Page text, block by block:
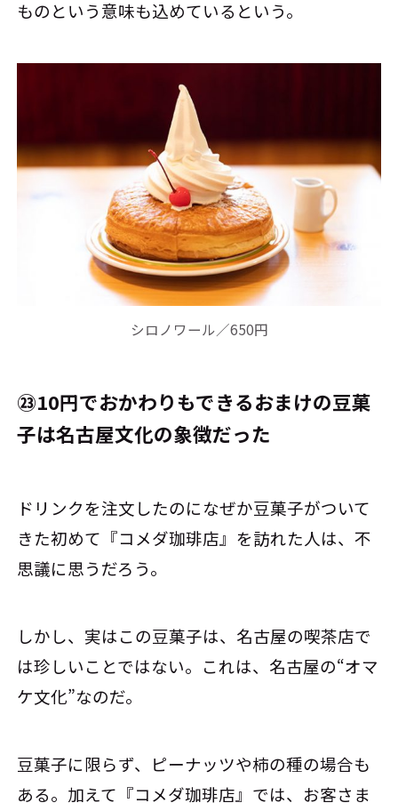
ものという意味も込めているという。
シロノワール／650円
㉓10円でおかわりもできるおまけの豆菓
子は名古屋文化の象徴だった
ドリンクを注文したのになぜか豆菓子がついて
きた――初めて『コメダ珈琲店』を訪れた人は、不
思議に思うだろう。
しかし、実はこの豆菓子は、名古屋の喫茶店で
は珍しいことではない。これは、名古屋の“オマ
ケ文化”なのだ。
豆菓子に限らず、ピーナッツや柿の種の場合も
ある。加えて『コメダ珈琲店』では、お客さま